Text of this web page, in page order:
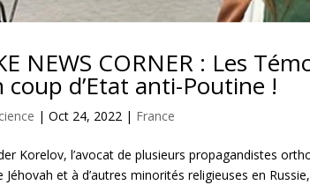
NEWS CORNER : Les
d’Etat anti-Poutine !
|Oct 24, 2022 | France
Korelov, l’avocat de plusieurs propagandistes
et à d’autres minorités religieuses en